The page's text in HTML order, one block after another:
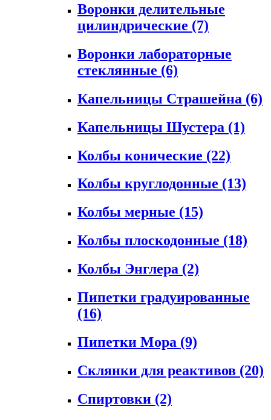
Воронки делительные
цилиндрические (7)
Воронки лабораторные
стеклянные (6)
Капельницы Страшейна (6)
Капельницы Шустера (1)
Колбы конические (22)
Колбы круглодонные (13)
Колбы мерные (15)
Колбы плоскодонные (18)
Колбы Энглера (2)
Пипетки градуированные
(16)
Пипетки Мора (9)
Склянки для реактивов (20)
Спиртовки (2)